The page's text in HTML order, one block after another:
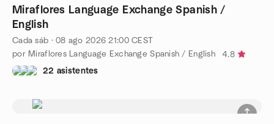
Miraflores Language Exchange Spanish /
English
Cada sáb ·08 ago 2026 21:00 CEST
por Miraflores Language Exchange Spanish / English
4.8
22 asistentes